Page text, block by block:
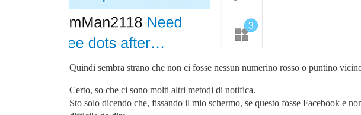
Quindi sembra strano che non ci fosse nessun numerino rosso o puntino
Certo, so che ci sono molti altri metodi di notifica.
Sto solo dicendo che, fissando il mio schermo, se questo fosse Facebook e